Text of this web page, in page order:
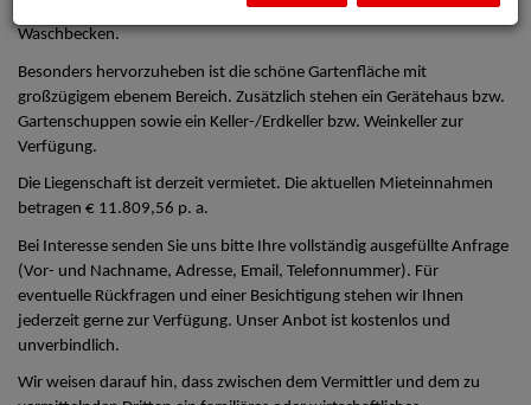
ein Schlafzimmer sowie ein Badezimmer mit Dusche, WC und
Waschbecken.
Besonders hervorzuheben ist die schöne Gartenfläche mit
großzügigem ebenem Bereich. Zusätzlich stehen ein Gerätehaus bzw.
Gartenschuppen sowie ein Keller-/Erdkeller bzw. Weinkeller zur
Verfügung.
Die Liegenschaft ist derzeit vermietet. Die aktuellen Mieteinnahmen
betragen € 11.809,56 p. a.
Bei Interesse senden Sie uns bitte Ihre vollständig ausgefüllte Anfrage
(Vor- und Nachname, Adresse, Email, Telefonnummer). Für
eventuelle Rückfragen und einer Besichtigung stehen wir Ihnen
jederzeit gerne zur Verfügung. Unser Anbot ist kostenlos und
unverbindlich.
Wir weisen darauf hin, dass zwischen dem Vermittler und dem zu